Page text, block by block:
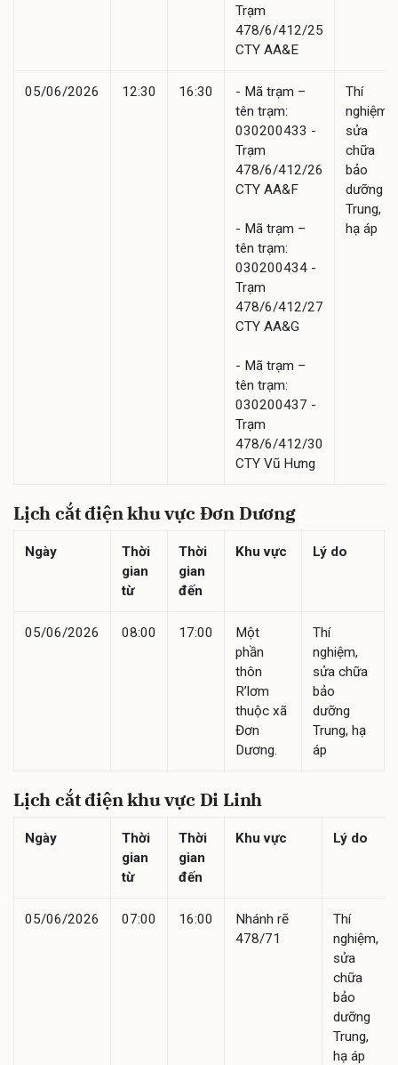
Trạm
478/6/412/25
CTY AA&E
05/06/2026 12:30 16:30
- Mã trạm –
tên trạm:
030200433 -
Trạm
478/6/412/26
CTY AA&F
- Mã trạm –
tên trạm:
030200434 -
Trạm
478/6/412/27
CTY AA&G
- Mã trạm –
tên trạm:
030200437 -
Trạm
478/6/412/30
CTY Vũ Hưng
Thí
nghiệm,
sửa
chữa
bảo
dưỡng
Trung,
hạ áp
Lịch cắt điện khu vực Đơn Dương
Ngày
Thời
gian
từ
Thời
gian
đến
Khu vực Lý do
05/06/2026 08:00 17:00
Một
phần
thôn
R’lơm
thuộc xã
Đơn
Dương.
Thí
nghiệm,
sửa chữa
bảo
dưỡng
Trung, hạ
áp
Lịch cắt điện khu vực Di Linh
Ngày
Thời
gian
từ
Thời
gian
đến
Khu vực Lý do
05/06/2026 07:00 16:00
Nhánh rẽ
478/71
Thí
nghiệm,
sửa
chữa
bảo
dưỡng
Trung,
hạ áp